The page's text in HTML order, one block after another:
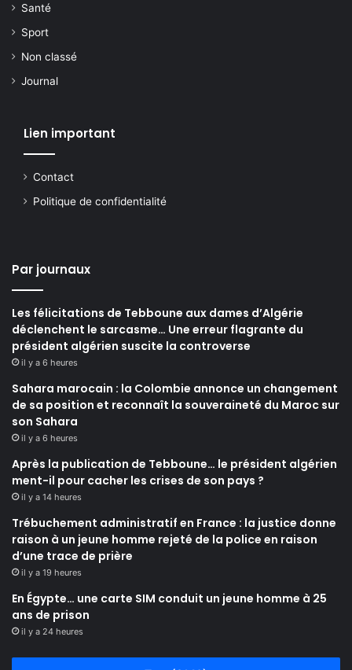
Santé
Sport
Non classé
Journal
Lien important
Contact
Politique de confidentialité
Par journaux
Les félicitations de Tebboune aux dames d’Algérie
déclenchent le sarcasme… Une erreur flagrante du
président algérien suscite la controverse
il y a 6 heures
Sahara marocain : la Colombie annonce un changement
de sa position et reconnaît la souveraineté du Maroc sur
son Sahara
il y a 6 heures
Après la publication de Tebboune… le président algérien
ment-il pour cacher les crises de son pays ?
il y a 14 heures
Trébuchement administratif en France : la justice donne
raison à un jeune homme rejeté de la police en raison
d’une trace de prière
il y a 19 heures
En Égypte… une carte SIM conduit un jeune homme à 25
ans de prison
il y a 24 heures